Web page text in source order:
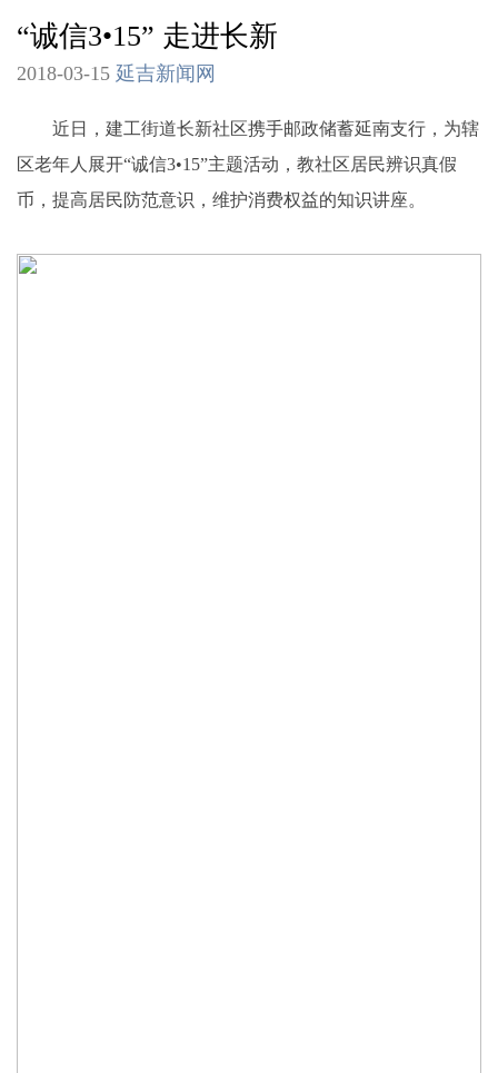
“诚信3•15” 走进长新
2018-03-15 延吉新闻网
近日，建工街道长新社区携手邮政储蓄延南支行，为辖
区老年人展开“诚信3•15”主题活动，教社区居民辨识真假
币，提高居民防范意识，维护消费权益的知识讲座。